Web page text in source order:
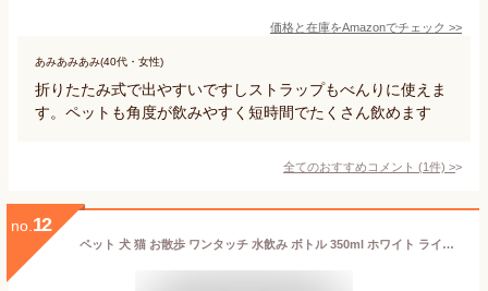
価格と在庫をAmazonでチェック >>
あみあみあみ(40代・女性)
折りたたみ式で出やすいですしストラップもべんりに使えま
す。ペットも角度が飲みやすく短時間でたくさん飲めます
全てのおすすめコメント (1件) >
no. 12
ペット 犬 猫 お散歩 ワンタッチ 水飲み ボトル 350ml ホワイト ライトグリーン ピンク/ペット用 散歩ウォーターボトル